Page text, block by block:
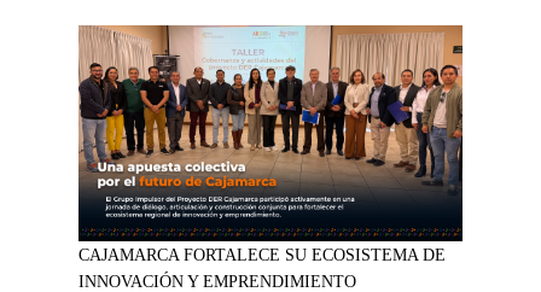
CAJAMARCA FORTALECE SU ECOSISTEMA DE
INNOVACIÓN Y EMPRENDIMIENTO